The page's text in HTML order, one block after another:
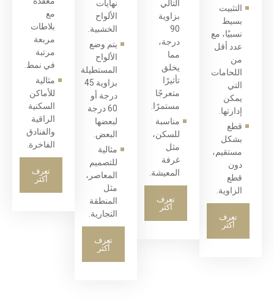
التثبيت
بسيط
نسبيًا، مع
عدد أقل
من
اللحامات
التي
يمكن
إدارتها.
قطع
بشكل
مستقيم،
دون
قطع
الزاوية.
تعرف
أكثر
التالي
بزاوية
90
درجة،
مما
يخلق
تأثيرًا
متعرجًا
مستمرًا.
مناسبة
للسكن،
مثل
غرفة
المعيشة.
تعرف
أكثر
نهايات
الألواح
الخشبية.
يتم وضع
الألواح
المستطيلة
بزاوية 45
درجة أو
60 درجة
لبعضها
البعض.
مثالية
للتصميم
المعاصر،
مثل
المنطقة
التجارية.
تعرف
أكثر
مع
بلاطات
مربعة
مرتبة
في نمط.
مثالية
للأماكن
السكنية
الراقية
والفنادق
الفاخرة.
تعرف
أكثر